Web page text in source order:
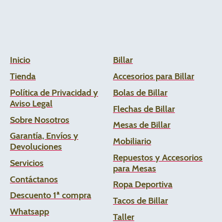
Inicio
Tienda
Política de Privacidad y
Aviso Legal
Sobre Nosotros
Garantía, Envíos y
Devoluciones
Servicios
Contáctanos
Descuento 1ª compra
Whatsapp
Billar
Accesorios para Billar
Bolas de Billar
Flechas de Billar
Mesas de Billar
Mobiliario
Repuestos y Accesorios
para Mesas
Ropa Deportiva
Tacos de Billar
Taller